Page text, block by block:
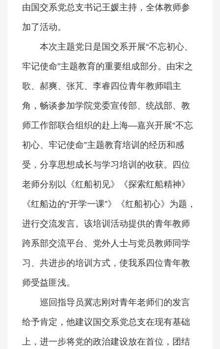
由国交系党总支书记王媛主持，全体教师参
加了活动。
本次主题党日是国交系开展“不忘初心、
牢记使命”主题教育的重要组成部分。由宋之
歌、郝爽、张芃、李睿四位青年教师唱主
角，畅谈参加学院党委宣传部、统战部、教
师工作部联合组织的赴上海—嘉兴开展“不忘
初心、牢记使命”主题教育培训的经历和感
受，分享思想成长与学习培训的收获。四位
老师分别以《红船初见》《探索红船精神》
《红船边的“开学一课”》《红船初心》为题，
进行交流发言。该培训活动提供的青年教师
跨系部交流平台、党外人士与党员教师同学
习、共进步的培训方式，使我系四位青年教
师受益匪浅。
巡回指导员冀志刚对青年老师们的发言
给予肯定，他建议国交系党总支在现有基础
上，进一步将党的政治建设放在首位，团结